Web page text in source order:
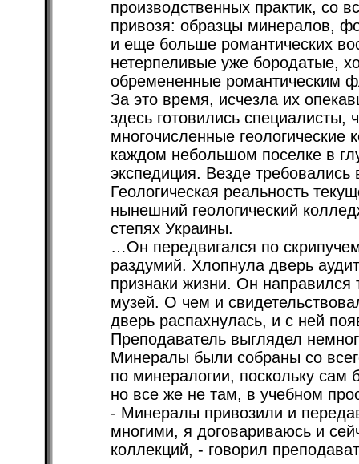
производственных практик, со
привозя: образцы минералов,
и еще больше романтических
нетерпеливые уже бородатые,
обремененные романтическим
За это время, исчезла их
здесь готовились специалисты,
многочисленные
каждом небольшом поселке в
экспедиция. Везде требовались
Геологическая реальность
нынешний геологический
степях Украины.
…Он передвигался по
раздумий. Хлопнула дверь
признаки жизни. Он
музей. О чем и
дверь распахнулась, и с ней
Преподаватель выглядел
Минералы были собраны со
по минералогии, поскольку
но все же не там, в учебном
- Минералы привозили и
многими, я договариваюсь и
коллекций, - говорил